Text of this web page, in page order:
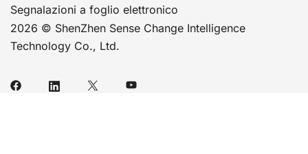
Segnalazioni a foglio elettronico
2026 © ShenZhen Sense Change Intelligence
Technology Co., Ltd.